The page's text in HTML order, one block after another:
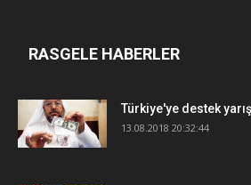
RASGELE HABERLER
Türkiye'ye destek
13.08.2018 20:32:44